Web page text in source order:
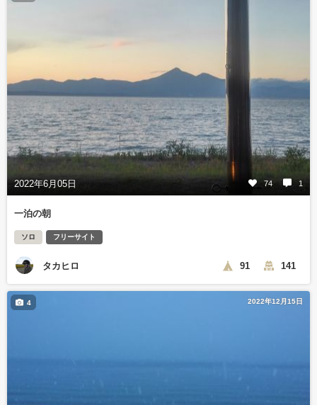
2022年6月05日 74 1
一泊の朝
ソロ フリーサイト
タカヒロ 91 141
2022年12月15日
4